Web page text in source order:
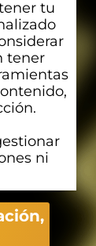
tu
tener
ni